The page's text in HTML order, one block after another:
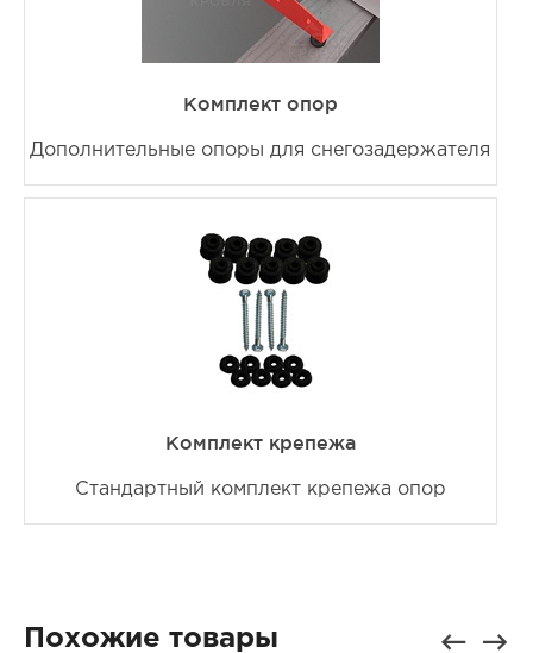
Комплект опор
Дополнительные опоры для снегозадержателя
Комплект крепежа
Стандартный комплект крепежа опор
Похожие товары